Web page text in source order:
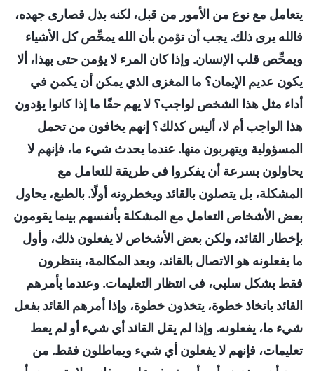
يتعامل مع نوع من الأمور من قبل، لكنه بذل قصارى جهده،
فالله يرى ذلك. يجب أن تؤمن بأن الله يمحِّص كل الأشياء
ويمحِّص قلب الإنسان. وإذا كان المرء لا يؤمن حتى بهذا، ألا
يكون عديم الإيمان؟ ما المغزى الذي يمكن أن يكمن في
أداء مثل هذا الشخص لواجب؟ لا يهم حقًا ما إذا كانوا يؤدون
هذا الواجب أم لا، أليس كذلك؟ إنهم يخافون من تحمل
المسؤولية ويتهربون منها. عندما يحدث شيء ما، فإنهم لا
يحاولون بسرعة أن يفكروا في طريقة للتعامل مع
المشكلة، بل يتصلون بالقائد ويخطرونه أولًا. بالطبع، يحاول
بعض الأشخاص التعامل مع المشكلة بأنفسهم بينما يقومون
بإخطار القائد، ولكن بعض الأشخاص لا يفعلون ذلك، وأول
ما يفعلونه هو الاتصال بالقائد، وبعد المكالمة، ينتظرون
فقط بشكل سلبي، في انتظار التعليمات. وعندما يأمرهم
القائد باتخاذ خطوة، يتخذون خطوة، وإذا أمرهم القائد بفعل
شيء ما، يفعلونه. وإذا لم يقل القائد أي شيء أو لم يعط
تعليمات، فإنهم لا يفعلون أي شيء ويماطلون فقط. من